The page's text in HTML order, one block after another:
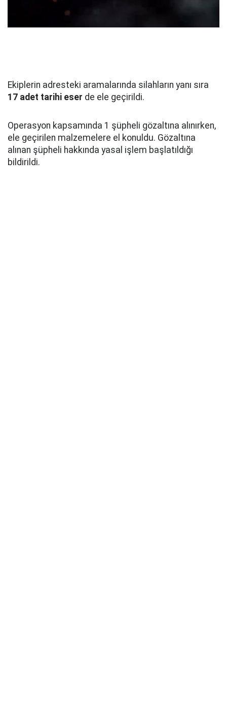
Ekiplerin adresteki aramalarında silahların yanı sıra
17 adet tarihi eser de ele geçirildi.
Operasyon kapsamında 1 şüpheli gözaltına alınırken,
ele geçirilen malzemelere el konuldu. Gözaltına
alınan şüpheli hakkında yasal işlem başlatıldığı
bildirildi.